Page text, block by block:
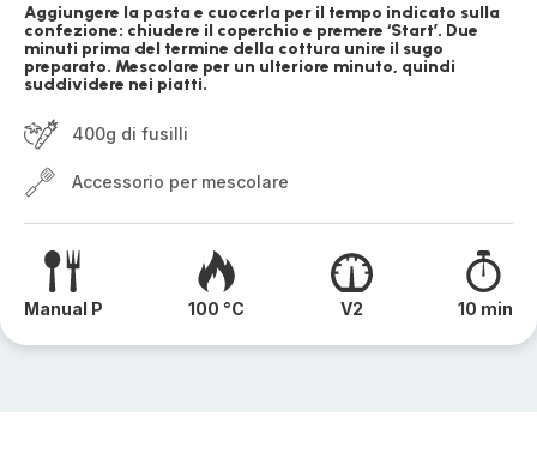
Aggiungere la pasta e cuocerla per il tempo indicato sulla
confezione: chiudere il coperchio e premere ‘Start’. Due
minuti prima del termine della cottura unire il sugo
preparato. Mescolare per un ulteriore minuto, quindi
suddividere nei piatti.
400g di fusilli
Accessorio per mescolare
Manual P 100 °C V2 10 min